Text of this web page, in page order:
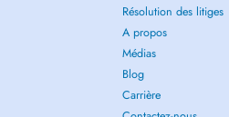
Résolution des litiges
A propos
Médias
Blog
Carrière